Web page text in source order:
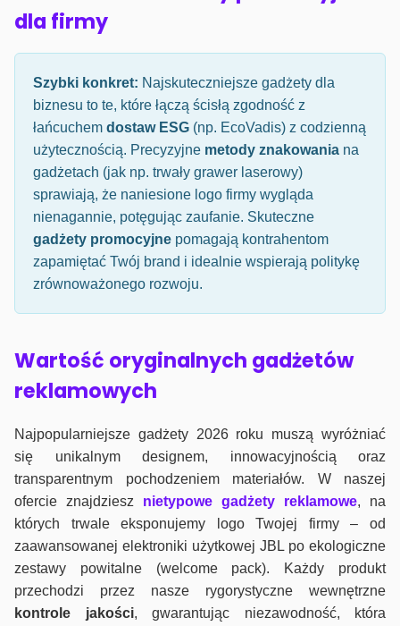
dla firmy
Szybki konkret: Najskuteczniejsze gadżety dla
biznesu to te, które łączą ścisłą zgodność z
łańcuchem dostaw ESG (np. EcoVadis) z codzienną
użytecznością. Precyzyjne metody znakowania na
gadżetach (jak np. trwały grawer laserowy)
sprawiają, że naniesione logo firmy wygląda
nienagannie, potęgując zaufanie. Skuteczne
gadżety promocyjne pomagają kontrahentom
zapamiętać Twój brand i idealnie wspierają politykę
zrównoważonego rozwoju.
Wartość oryginalnych gadżetów
reklamowych
Najpopularniejsze gadżety 2026 roku muszą wyróżniać
się unikalnym designem, innowacyjnością oraz
transparentnym pochodzeniem materiałów. W naszej
ofercie znajdziesz nietypowe gadżety reklamowe, na
których trwale eksponujemy logo Twojej firmy – od
zaawansowanej elektroniki użytkowej JBL po ekologiczne
zestawy powitalne (welcome pack). Każdy produkt
przechodzi przez nasze rygorystyczne wewnętrzne
kontrole jakości, gwarantując niezawodność, która